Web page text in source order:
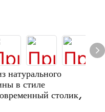
натурального
в стиле
столик,